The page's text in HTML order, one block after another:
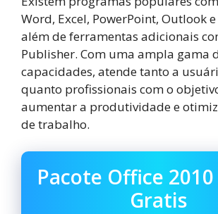
Word, Excel, PowerPoint, Outlook
além de ferramentas adicionais
Publisher. Com uma ampla gama
capacidades, atende tanto a
quanto profissionais com o
aumentar a produtividade e
de trabalho.
Pacote Office
Gratis